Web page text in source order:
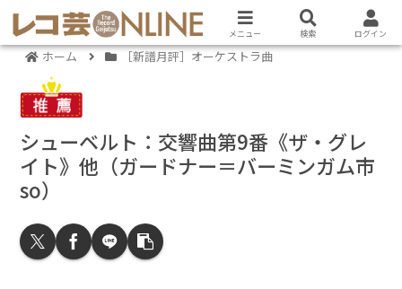
ホーム ［新譜月評］オーケストラ曲
シューベルト：交響曲第9番《ザ・グレ
イト》他（ガードナー＝バーミンガム市
so）
メニュー 検索 ログイン